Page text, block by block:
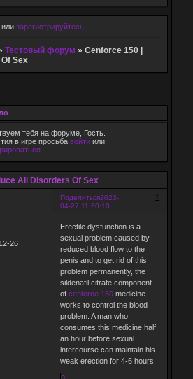
илизарегистрируйтесь
Тестовый форум » Cenforce 150 |
Sex
тебя на форуме, Гость.
в игре просьба войтиили
.
All Disorders Of Sex
Поделиться 1
2023-
04-27 11:50:10
26
Erectile dysfunction is a
sexual problem caused by
reduced blood flow to the
penis and to get rid of this
problem permanently, the
sildenafil citrate component
of cenforce 150medicine
works to control the blood
problem. A man who
consumes this medicine half
an hour before sexual
intercourse can maintain his
weak erection for 4-6 hours.